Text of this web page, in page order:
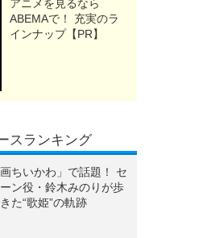
アニメを見るなら
ABEMAで！ 充実のラ
インナップ【PR】
スランキング
画ちいかわ」で話題！ セ
ン役・鈴木みのりが歩
た“歌姫”の軌跡